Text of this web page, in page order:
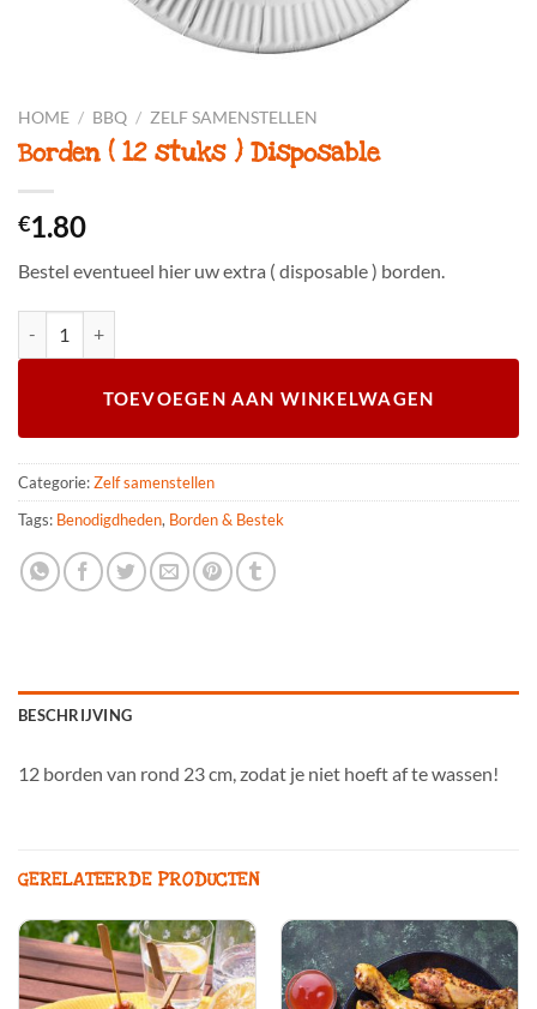
HOME / BBQ / ZELF SAMENSTELLEN
Borden ( 12 stuks ) Disposable
€1.80
Bestel eventueel hier uw extra ( disposable ) borden.
TOEVOEGEN AAN WINKELWAGEN
Categorie:Zelf samenstellen
Tags: Benodigdheden, Borden & Bestek
BESCHRIJVING
12 borden van rond 23 cm, zodat je niet hoeft af te wassen!
GERELATEERDE PRODUCTEN